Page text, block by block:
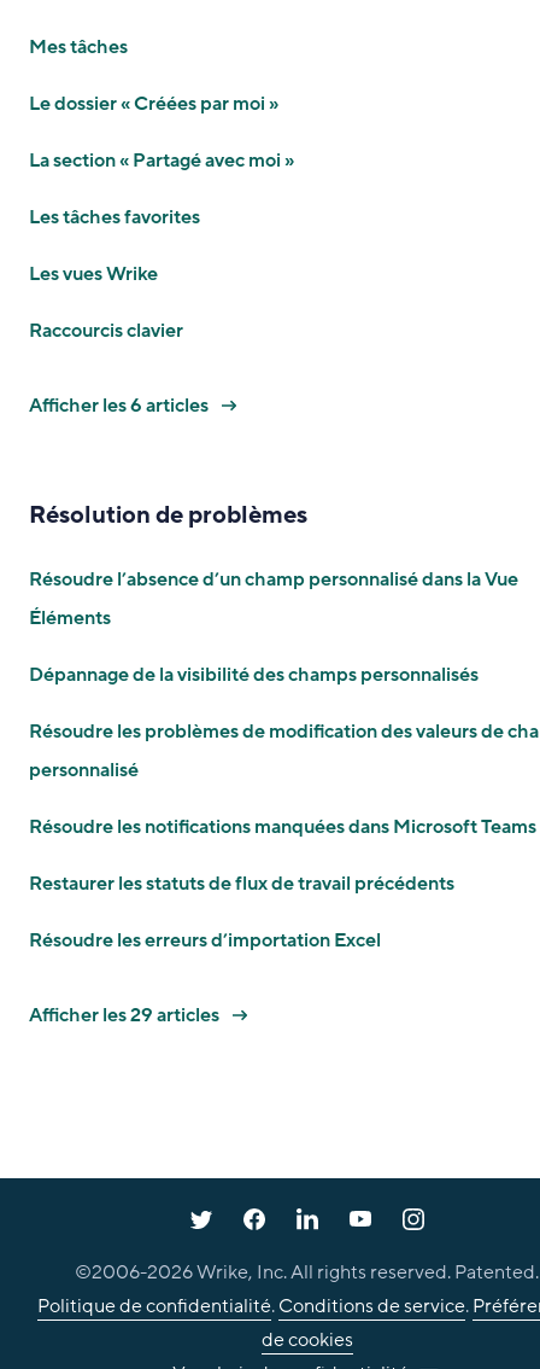
Mes tâches
Le dossier « Créées par moi »
La section « Partagé avec moi »
Les tâches favorites
Les vues Wrike
Raccourcis clavier
Afficher les 6 articles
Résolution de problèmes
Résoudre l’absence d’un champ personnalisé dans la Vue
Éléments
Dépannage de la visibilité des champs personnalisés
Résoudre les problèmes de modification des valeurs de
personnalisé
Résoudre les notifications manquées dans Microsoft Teams
Restaurer les statuts de flux de travail précédents
Résoudre les erreurs d’importation Excel
Afficher les 29 articles
©2006-2026Wrike, Inc. All rights reserved. Patented.
Politique de confidentialité.Conditions de service.
de cookies